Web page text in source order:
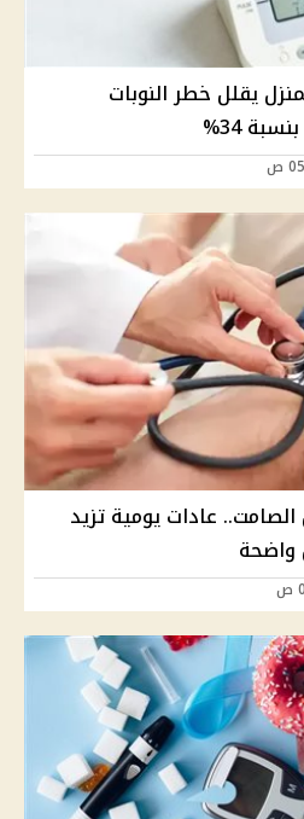
يقلل خطر النوبات
34%
عادات يومية تزيد
واضحة